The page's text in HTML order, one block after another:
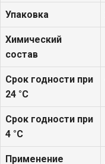
Упаковка
Химический
состав
Срок годности при
24 °С
Срок годности при
4 °С
Применение